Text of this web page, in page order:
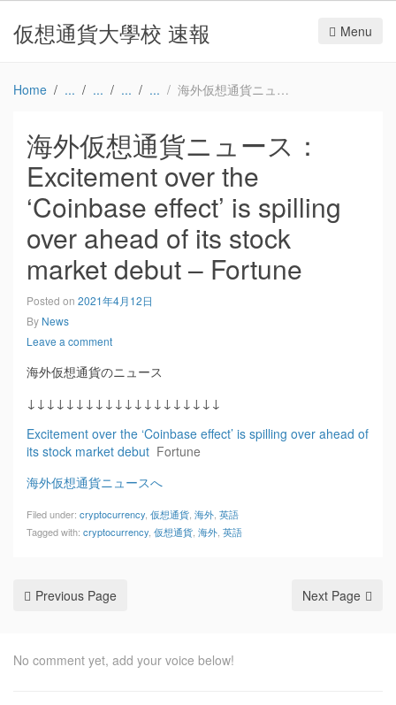
仮想通貨大學校 速報 Menu
Home 海外仮想通貨ニュース：Excitement over the ‘Coinbase effect’ is spilling over ahead of its stock market debut – Fortune
海外仮想通貨ニュース：
Excitement over the
‘Coinbase effect’ is spilling
over ahead of its stock
market debut – Fortune
Posted on 2021年4月12日
By News
Leave a comment
海外仮想通貨のニュース
↓↓↓↓↓↓↓↓↓↓↓↓↓↓↓↓↓↓↓↓
Excitement over the ‘Coinbase effect’ is spilling over ahead of
its stock market debut Fortune
海外仮想通貨ニュースへ
Filed under: cryptocurrency 仮想通貨 海外 英語
Tagged with: cryptocurrency 仮想通貨 海外 英語
Previous Page Next Page
No comment yet, add your voice below!